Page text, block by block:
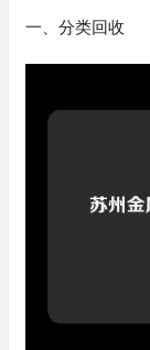
一、分类回收